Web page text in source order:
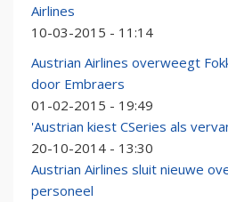
Airlines
10-03-2015 - 11:14
Austrian Airlines overweegt
door Embraers
01-02-2015 - 19:49
'Austrian kiest CSeries als
20-10-2014 - 13:30
Austrian Airlines sluit nieuwe
personeel